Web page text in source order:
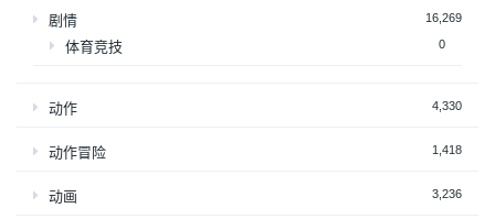
剧情 16,269
体育竞技 0
动作 4,330
动作冒险 1,418
动画 3,236